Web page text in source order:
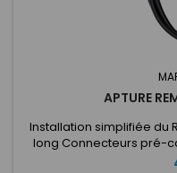
APTURE
Installation simplifiée du
long Connecteurs pré-